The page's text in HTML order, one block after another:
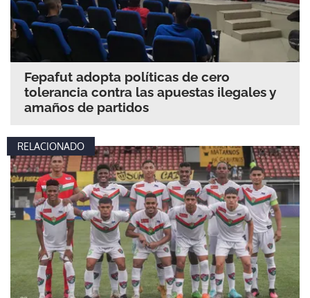
Fepafut adopta políticas de cero
tolerancia contra las apuestas ilegales y
amaños de partidos
RELACIONADO